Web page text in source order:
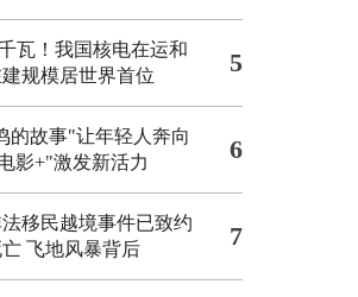
瓦！我国核电在运和
规模居世界首位
5
的故事"让年轻人奔向
影+"激发新活力 6
移民越境事件已致约
飞地风暴背后 7